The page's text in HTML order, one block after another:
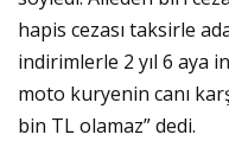
hapis cezası taksirle
indirimlerle 2 yıl 6 aya
moto kuryenin canı
bin TL olamaz” dedi.